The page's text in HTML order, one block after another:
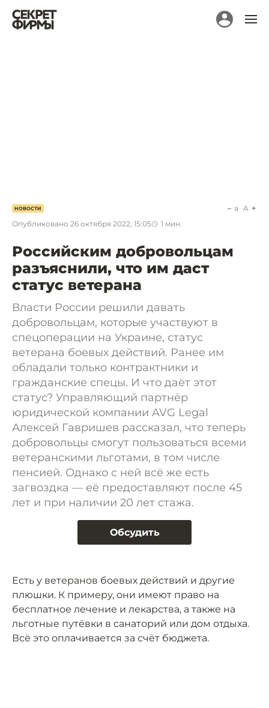
НОВОСТИ
Опубликовано 26 октября 2022, 15:05 1 мин.
a A
Российским добровольцам
разъяснили, что им даст
статус ветерана
Власти России решили давать
добровольцам, которые участвуют в
спецоперации на Украине, статус
ветерана боевых действий. Ранее им
обладали только контрактники и
гражданские спецы. И что даёт этот
статус? Управляющий партнёр
юридической компании AVG Legal
Алексей Гавришев рассказал, что теперь
добровольцы смогут пользоваться всеми
ветеранскими льготами, в том числе
пенсией. Однако с ней всё же есть
загвоздка — её предоставляют после 45
лет и при наличии 20 лет стажа.
Обсудить
Есть у ветеранов боевых действий и другие
плюшки. К примеру, они имеют право на
бесплатное лечение и лекарства, а также на
льготные путёвки в санаторий или дом отдыха.
Всё это оплачивается за счёт бюджета.